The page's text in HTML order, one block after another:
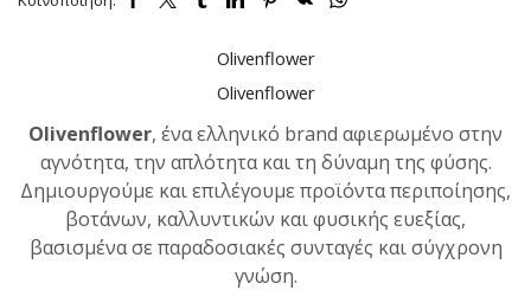
Olivenflower
Olivenflower
Olivenflower, ένα ελληνικό brand αφιερωμένο στην
αγνότητα, την απλότητα και τη δύναμη της φύσης.
Δημιουργούμε και επιλέγουμε προϊόντα περιποίησης,
βοτάνων, καλλυντικών και φυσικής ευεξίας,
βασισμένα σε παραδοσιακές συνταγές και σύγχρονη
γνώση.